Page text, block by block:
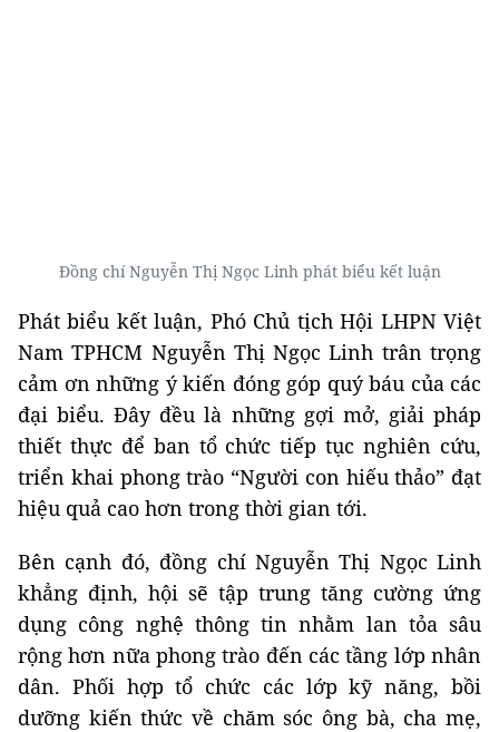
Đồng chí Nguyễn Thị Ngọc Linh phát biểu kết luận
Phát biểu kết luận, Phó Chủ tịch Hội LHPN Việt
Nam TPHCM Nguyễn Thị Ngọc Linh trân trọng
cảm ơn những ý kiến đóng góp quý báu của các
đại biểu. Đây đều là những gợi mở, giải pháp
thiết thực để ban tổ chức tiếp tục nghiên cứu,
triển khai phong trào “Người con hiếu thảo” đạt
hiệu quả cao hơn trong thời gian tới.
Bên cạnh đó, đồng chí Nguyễn Thị Ngọc Linh
khẳng định, hội sẽ tập trung tăng cường ứng
dụng công nghệ thông tin nhằm lan tỏa sâu
rộng hơn nữa phong trào đến các tầng lớp nhân
dân. Phối hợp tổ chức các lớp kỹ năng, bồi
dưỡng kiến thức về chăm sóc ông bà, cha mẹ,